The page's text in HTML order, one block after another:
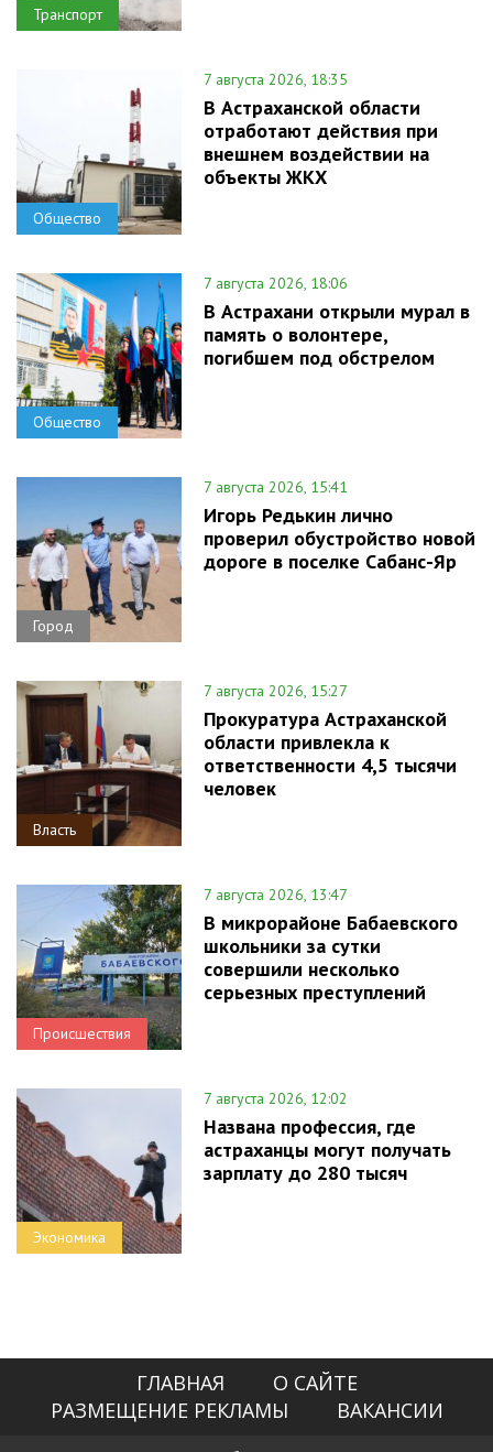
Транспорт
Общество
7 августа 2026, 18:35
В Астраханской области
отработают действия при
внешнем воздействии на
объекты ЖКХ
Общество
7 августа 2026, 18:06
В Астрахани открыли мурал в
память о волонтере,
погибшем под обстрелом
Город
7 августа 2026, 15:41
Игорь Редькин лично
проверил обустройство новой
дороге в поселке Сабанс-Яр
Власть
7 августа 2026, 15:27
Прокуратура Астраханской
области привлекла к
ответственности 4,5 тысячи
человек
Происшествия
7 августа 2026, 13:47
В микрорайоне Бабаевского
школьники за сутки
совершили несколько
серьезных преступлений
Экономика
7 августа 2026, 12:02
Названа профессия, где
астраханцы могут получать
зарплату до 280 тысяч
ГЛАВНАЯ
О САЙТЕ
РАЗМЕЩЕНИЕ РЕКЛАМЫ
ВАКАНСИИ